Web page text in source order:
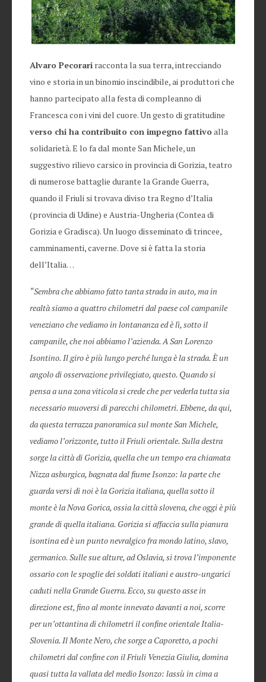
Alvaro Pecorari racconta la sua terra, intrecciando
vino e storia in un binomio inscindibile, ai produttori che
hanno partecipato alla festa di compleanno di
Francesca con i vini del cuore. Un gesto di gratitudine
verso chi ha contribuito con impegno fattivo alla
solidarietà. E lo fa dal monte San Michele, un
suggestivo rilievo carsico in provincia di Gorizia, teatro
di numerose battaglie durante la Grande Guerra,
quando il Friuli si trovava diviso tra Regno d’Italia
(provincia di Udine) e Austria-Ungheria (Contea di
Gorizia e Gradisca). Un luogo disseminato di trincee,
camminamenti, caverne. Dove si è fatta la storia
dell’Italia…
“Sembra che abbiamo fatto tanta strada in auto, ma in
realtà siamo a quattro chilometri dal paese col campanile
veneziano che vediamo in lontananza ed è lì, sotto il
campanile, che noi abbiamo l’azienda. A San Lorenzo
Isontino. Il giro è più lungo perché lunga è la strada. È un
angolo di osservazione privilegiato, questo. Quando si
pensa a una zona viticola si crede che per vederla tutta sia
necessario muoversi di parecchi chilometri. Ebbene, da qui,
da questa terrazza panoramica sul monte San Michele,
vediamo l’orizzonte, tutto il Friuli orientale. Sulla destra
sorge la città di Gorizia, quella che un tempo era chiamata
Nizza asburgica, bagnata dal fiume Isonzo: la parte che
guarda versi di noi è la Gorizia italiana, quella sotto il
monte è la Nova Gorica, ossia la città slovena, che oggi è più
grande di quella italiana. Gorizia si affaccia sulla pianura
isontina ed è un punto nevralgico fra mondo latino, slavo,
germanico. Sulle sue alture, ad Oslavia, si trova l’imponente
ossario con le spoglie dei soldati italiani e austro-ungarici
caduti nella Grande Guerra. Ecco, su questo asse in
direzione est, fino al monte innevato davanti a noi, scorre
per un’ottantina di chilometri il confine orientale Italia-
Slovenia. Il Monte Nero, che sorge a Caporetto, a pochi
chilometri dal confine con il Friuli Venezia Giulia, domina
quasi tutta la vallata del medio Isonzo: lassù in cima a